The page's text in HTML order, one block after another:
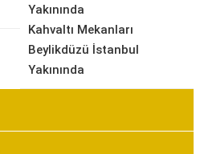
Yakınında
Kahvaltı Mekanları
Beylikdüzü İstanbul
Yakınında